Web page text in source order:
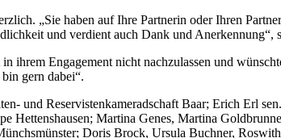
„Sie haben auf Ihre Partnerin oder Ihren
und verdient auch Dank und Anerkennung“,
ihrem Engagement nicht nachzulassen und
gern dabei“.
und Reservistenkameradschaft Baar; Erich Erl
Hettenshausen; Martina Genes, Martina
Doris Brock, Ursula Buchner,